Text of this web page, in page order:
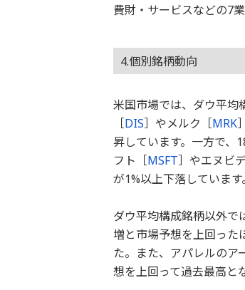
費財・サービスなどの7
4.個別銘柄動向
米国市場では、ダウ平均
［DIS］やメルク［MRK
昇しています。一方で、
フト［MSFT］やエヌビ
が1%以上下落しています。
ダウ平均構成銘柄以外で
増と市場予想を上回った
た。また、アパレルのア
想を上回って過去最高と